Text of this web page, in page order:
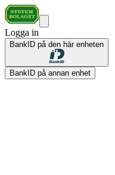
Logga in
BankID på den här enheten
BankID på annan enhet